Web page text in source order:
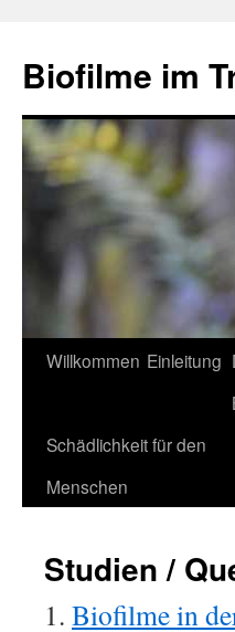
Biofilme im
Zum
springen
Willkommen Einleitung
Schädlichkeit für den
Menschen
Studien /
1. Biofilme in